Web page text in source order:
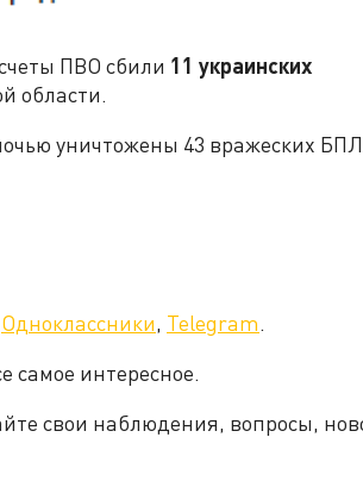
ПВО сбили 11 украинских
области.
уничтожены 43 вражеских
Одноклассники, Telegram.
самое интересное.
свои наблюдения, вопросы,